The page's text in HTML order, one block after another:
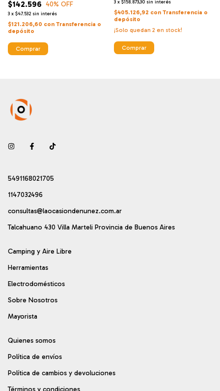
$142.596 40% OFF
3 x $47.532 sin interés
$121.206,60 con Transferencia o
depósito
Comprar
3 x $158.873,30 sin interés
$405.126,92 con Transferencia o
depósito
¡Solo quedan 2 en stock!
Comprar
5491168021705
1147032496
consultas@laocasiondenunez.com.ar
Talcahuano 430 Villa Marteli Provincia de Buenos Aires
Camping y Aire Libre
Herramientas
Electrodomésticos
Sobre Nosotros
Mayorista
Quienes somos
Política de envíos
Política de cambios y devoluciones
Términos y condiciones